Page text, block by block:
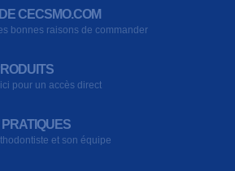
CECSMO.COM
bonnes raisons de commander
pour un accès direct
PRATIQUES
et son équipe